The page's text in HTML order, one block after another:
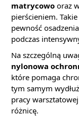
matrycowo oraz
pierścieniem.
pewność
podczas
Na szczególną
nylonowa
które pomaga
tym samym
pracy
różnicę.